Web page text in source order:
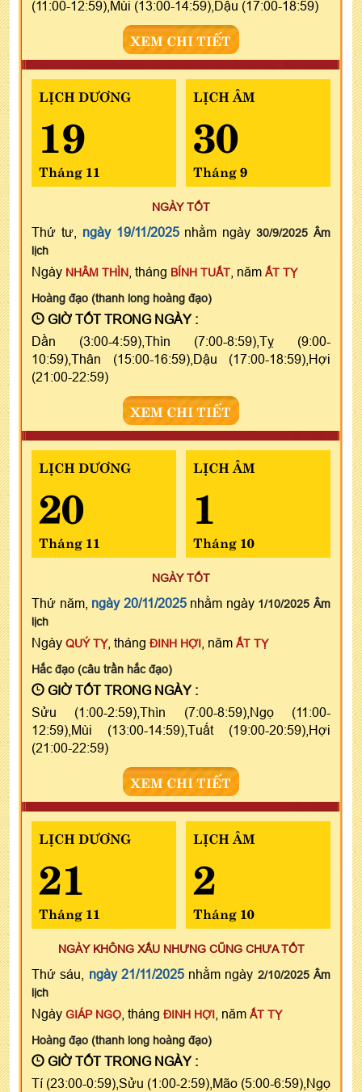
(11:00-12:59),Mùi (13:00-14:59),Dậu (17:00-18:59)
XEM CHI TIẾT
LỊCH DƯƠNG
19
Tháng 11
LỊCH ÂM
30
Tháng 9
NGÀY TỐT
Thứ tư, ngày 19/11/2025nhằm ngày30/9/2025 Âm
lịch
Ngày NHÂM THÌN , tháng BÍNH TUẤT , năm ẤT TỴ
Hoàng đạo (thanh long hoàng đạo)
GIỜ TỐT TRONG NGÀY :
Dần (3:00-4:59),Thìn (7:00-8:59),Tỵ (9:00-
10:59),Thân (15:00-16:59),Dậu (17:00-18:59),Hợi
(21:00-22:59)
XEM CHI TIẾT
LỊCH DƯƠNG
20
Tháng 11
LỊCH ÂM
1
Tháng 10
NGÀY TỐT
Thứ năm, ngày 20/11/2025nhằm ngày 1/10/2025 Âm
lịch
Ngày QUÝ TỴ, tháng ĐINH HỢI , năm ẤT TỴ
Hắc đạo (câu trần hắc đạo)
GIỜ TỐT TRONG NGÀY :
Sửu (1:00-2:59),Thìn (7:00-8:59),Ngọ (11:00-
12:59),Mùi (13:00-14:59),Tuất (19:00-20:59),Hợi
(21:00-22:59)
XEM CHI TIẾT
LỊCH DƯƠNG
21
Tháng 11
LỊCH ÂM
2
Tháng 10
NGÀY KHÔNG XẤU NHƯNG CŨNG CHƯA TỐT
Thứ sáu, ngày 21/11/2025nhằm ngày 2/10/2025 Âm
lịch
Ngày GIÁP NGỌ , tháng ĐINH HỢI , năm ẤT TỴ
Hoàng đạo (thanh long hoàng đạo)
GIỜ TỐT TRONG NGÀY :
Tí (23:00-0:59),Sửu (1:00-2:59),Mão (5:00-6:59),Ngọ